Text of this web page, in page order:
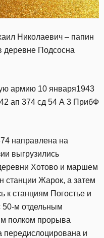
Николаевич – папин
деревне Подсосна
армию 10 января1943
ап 374 сд 54 А 3 ПрибФ
направлена на
выгрузились
Хотово и маршем
станции Жарок, а затем
к станциям Погостье и
50-м отдельным
полком прорыва
передислоцирована и